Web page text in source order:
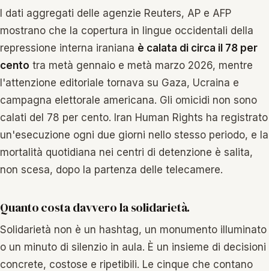
I dati aggregati delle agenzie Reuters, AP e AFP
mostrano che la copertura in lingue occidentali della
repressione interna iraniana è calata di circa il 78 per
cento tra metà gennaio e metà marzo 2026, mentre
l'attenzione editoriale tornava su Gaza, Ucraina e
campagna elettorale americana. Gli omicidi non sono
calati del 78 per cento. Iran Human Rights ha registrato
un'esecuzione ogni due giorni nello stesso periodo, e la
mortalità quotidiana nei centri di detenzione è salita,
non scesa, dopo la partenza delle telecamere.
Quanto costa davvero la solidarietà.
Solidarietà non è un hashtag, un monumento illuminato
o un minuto di silenzio in aula. È un insieme di decisioni
concrete, costose e ripetibili. Le cinque che contano